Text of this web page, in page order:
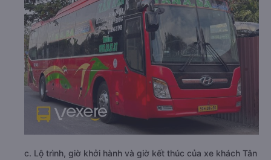
c. Lộ trình, giờ khởi hành và giờ kết thúc của xe khách Tân